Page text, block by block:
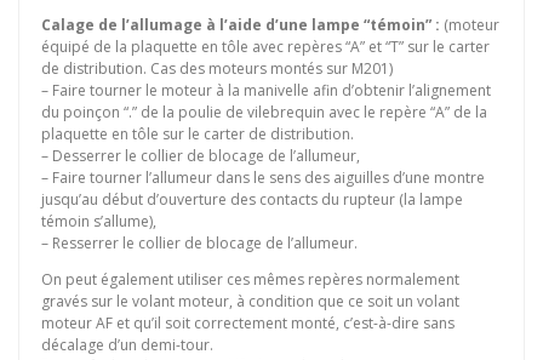
Calage de l’allumage à l’aide d’une lampe “témoin” : (moteur
équipé de la plaquette en tôle avec repères “A” et “T” sur le carter
de distribution. Cas des moteurs montés sur M201)
– Faire tourner le moteur à la manivelle afin d’obtenir l’alignement
du poinçon “.” de la poulie de vilebrequin avec le repère “A” de la
plaquette en tôle sur le carter de distribution.
– Desserrer le collier de blocage de l’allumeur,
– Faire tourner l’allumeur dans le sens des aiguilles d’une montre
jusqu’au début d’ouverture des contacts du rupteur (la lampe
témoin s’allume),
– Resserrer le collier de blocage de l’allumeur.
On peut également utiliser ces mêmes repères normalement
gravés sur le volant moteur, à condition que ce soit un volant
moteur AF et qu’il soit correctement monté, c’est-à-dire sans
décalage d’un demi-tour.